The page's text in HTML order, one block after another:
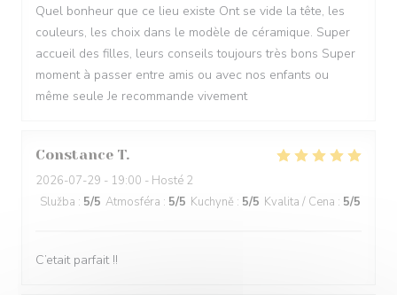
Quel bonheur que ce lieu existe Ont se vide la tête, les
couleurs, les choix dans le modèle de céramique. Super
accueil des filles, leurs conseils toujours très bons Super
moment à passer entre amis ou avec nos enfants ou
même seule Je recommande vivement
Constance T
2026-07-29 - 19:00 - Hosté 2
Služba : 5/5 Atmosféra : 5/5 Kuchyně : 5/5 Kvalita / Cena : 5/5
C’etait parfait !!